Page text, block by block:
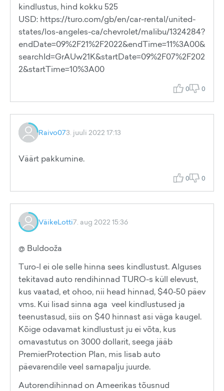
kindlustus, hind kokku 525
USD: https://turo.com/gb/en/car-rental/united-
states/los-angeles-ca/chevrolet/malibu/1324284?
endDate=09%2F21%2F2022&endTime=11%3A00&
searchId=GrAUw21K&startDate=09%2F07%2F202
2&startTime=10%3A00
0 0
Raivo073. juuli 2022 17:13
Väärt pakkumine.
0 0
VäikeLotti7. aug 2022 15:36
@ Buldooža
Turo-l ei ole selle hinna sees kindlustust. Alguses
tekitavad auto rendihinnad TURO-s küll elevust,
kus vaatad, et ohoo, nii head hinnad, $40-50 päev
vms. Kui lisad sinna aga veel kindlustused ja
teenustasud, siis on $40 hinnast asi väga kaugel.
Kõige odavamat kindlustust ju ei võta, kus
omavastutus on 3000 dollarit, seega jääb
PremierProtection Plan, mis lisab auto
päevarendile veel samapalju juurde.
Autorendihinnad on Ameerikas tõusnud